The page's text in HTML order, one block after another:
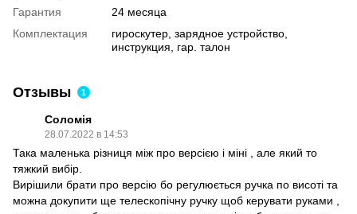
Гарантия
24 месяца
Комплектация
гироскутер, зарядное устройство,
инструкция, гар. талон
Отзывы 1
Соломія
28.07.2022 в 14:53
Така маленька різниця між про версією і міні , але який то
тяжкий вибір.
Вирішили брати про версію бо регулюється ручка по висоті та
можна докупити ще телескопічну ручку щоб керувати руками ,